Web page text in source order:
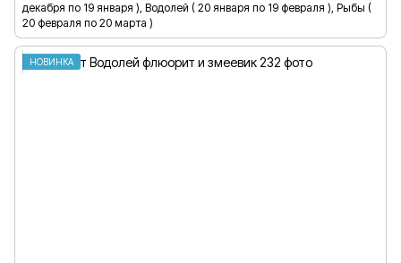
декабря по 19 января ), Водолей ( 20 января по 19 февраля ), Рыбы (
20 февраля по 20 марта )
НОВИНКА